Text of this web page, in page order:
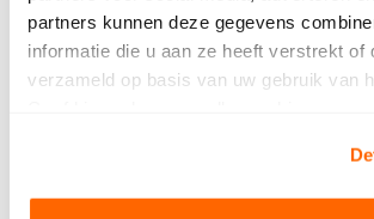
partners kunnen deze gegevens
informatie die u aan ze heeft verstrekt of
verzameld op basis van uw gebruik van
Lees meer
Lees meer